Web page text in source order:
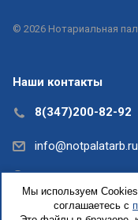
© 2026 Нотариальная
Наши контакты
8(347)200-82-92
info@notpalatarb.ru
офис 5
Мы используем
соглашаетесь с